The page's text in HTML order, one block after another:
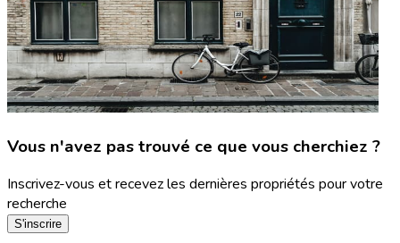
Vous n'avez pas trouvé ce que vous cherchiez ?
Inscrivez-vous et recevez les dernières propriétés pour votre
recherche
S'inscrire